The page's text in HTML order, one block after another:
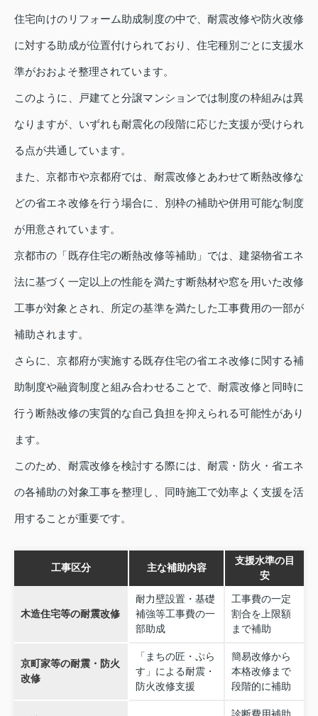
住宅向けのリフォーム助成制度の中で、耐震改修や防火改修
に対する助成が位置付けられており、住宅種別ごとに支援水
準がおおよそ整理されています。
このように、戸建てと分譲マンションでは制度の枠組みは異
なりますが、いずれも耐震化の段階に応じた支援が受けられ
る点が共通しています。
また、京都市や京都府では、耐震改修とあわせて断熱改修な
どの省エネ改修を行う場合に、別枠の補助や併用可能な制度
が用意されています。
京都市の「既存住宅の断熱改修等補助」では、建築物省エネ
法に基づく一定以上の性能を満たす断熱材や窓を用いた改修
工事が対象とされ、所定の基準を満たした工事費用の一部が
補助されます。
さらに、京都府が実施する既存住宅の省エネ改修に関する補
助制度や融資制度と組み合わせることで、耐震改修と同時に
行う断熱改修の実質的な自己負担を抑えられる可能性があり
ます。
このため、耐震改修を検討する際には、耐震・防火・省エネ
の各補助の対象工事を整理し、同時施工で効率よく支援を活
用することが重要です。
工事区分 主な補助内容
支援水準の目
安
木造住宅等の耐震改修
耐力壁設置・基礎
補強等工事費の一
部助成
工事費の一定
割合を上限額
まで補助
京町家等の耐震・防火
改修
「まちの匠・ぷら
す」による耐震・
防火改修支援
簡易改修から
本格改修まで
段階的に補助